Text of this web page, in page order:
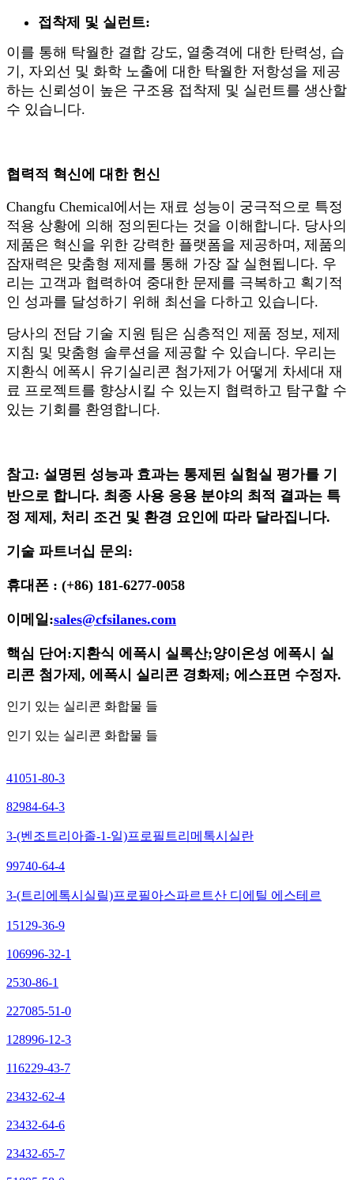
접착제 및 실런트:
이를 통해 탁월한 결합 강도, 열충격에 대한 탄력성, 습
기, 자외선 및 화학 노출에 대한 탁월한 저항성을 제공
하는 신뢰성이 높은 구조용 접착제 및 실런트를 생산할
수 있습니다.
협력적 혁신에 대한 헌신
Changfu Chemical에서는 재료 성능이 궁극적으로 특정
적용 상황에 의해 정의된다는 것을 이해합니다. 당사의
제품은 혁신을 위한 강력한 플랫폼을 제공하며, 제품의
잠재력은 맞춤형 제제를 통해 가장 잘 실현됩니다. 우
리는 고객과 협력하여 중대한 문제를 극복하고 획기적
인 성과를 달성하기 위해 최선을 다하고 있습니다.
당사의 전담 기술 지원 팀은 심층적인 제품 정보, 제제
지침 및 맞춤형 솔루션을 제공할 수 있습니다. 우리는
지환식 에폭시 유기실리콘 첨가제가 어떻게 차세대 재
료 프로젝트를 향상시킬 수 있는지 협력하고 탐구할 수
있는 기회를 환영합니다.
참고: 설명된 성능과 효과는 통제된 실험실 평가를 기
반으로 합니다. 최종 사용 응용 분야의 최적 결과는 특
정 제제, 처리 조건 및 환경 요인에 따라 달라집니다.
기술 파트너십 문의:
휴대폰 : (+86) 181-6277-0058
이메일:sales@cfsilanes.com
핵심 단어:지환식 에폭시 실록산;양이온성 에폭시 실
리콘 첨가제, 에폭시 실리콘 경화제; 에스표면 수정자.
인기 있는 실리콘 화합물 들
인기 있는 실리콘 화합물 들
41051-80-3
82984-64-3
3-(벤조트리아졸-1-일)프로필트리메톡시실란
99740-64-4
3-(트리에톡시실릴)프로필아스파르트산 디에틸 에스테르
15129-36-9
106996-32-1
2530-86-1
227085-51-0
128996-12-3
116229-43-7
23432-62-4
23432-64-6
23432-65-7